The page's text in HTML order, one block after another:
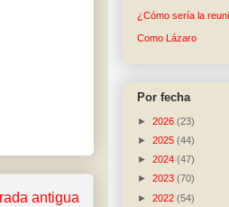
antigua
¿Cómo sería la
Como Lázaro
Por fecha
► 2026 (23)
► 2025 (44)
► 2024 (47)
► 2023 (70)
► 2022 (54)